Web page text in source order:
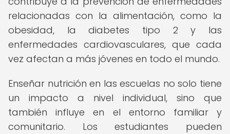
relacionadas con la alimentación, como la
obesidad, la diabetes tipo 2 y las
enfermedades cardiovasculares, que cada
vez afectan a más jóvenes en todo el mundo.
Enseñar nutrición en las escuelas no solo tiene
un impacto a nivel individual, sino que
también influye en el entorno familiar y
comunitario. Los estudiantes pueden